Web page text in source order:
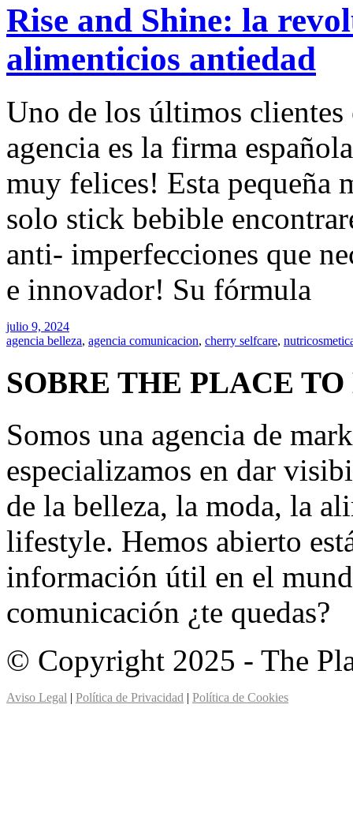
Rise and Shine: la
alimenticios antiedad
Uno de los últimos
agencia es la firma
muy felices! Esta pequeña
solo stick bebible
anti- imperfecciones que
e innovador! Su fórmula
julio 9, 2024
agencia belleza, agencia comunicacion, cherry selfcare,
SOBRE THE PLACE TO
Somos una agencia de
especializamos en dar
de la belleza, la moda, la
lifestyle. Hemos abierto
información útil en el
comunicación ¿te quedas?
© Copyright 2025 - The
Aviso Legal | Política de Privacidad | Política de Cookies